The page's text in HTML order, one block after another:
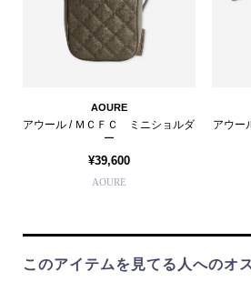
AOURE
アウール / ＭＣＦＣ ミニショルダ
ー
¥39,600
AOURE
アウー
このアイテムを見てる人へのオ